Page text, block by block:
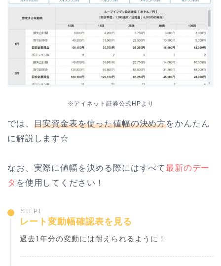
※アイネット証券公式HPより
では、 目安資金表を使った値幅の決め方をかんたん
に解説します☆
なお、実際に値幅を決める際にはすべて最新のデー
タ を使用してください！
STEP1
レート変動幅確認表を見る
過去1年分の変動には耐えられるように！